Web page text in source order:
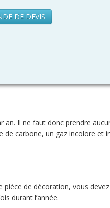
DE DEVIS
Il ne faut donc prendre
carbone, un gaz incolore et
pièce de décoration, vous
durant l’année.